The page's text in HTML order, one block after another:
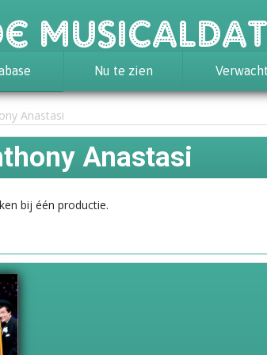
Nu te zien Verwacht
Anastasi
Anastasi
bij één productie.